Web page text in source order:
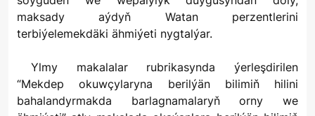
maksady aýdyň Watan perzentlerini
terbiýelemekdäki ähmiýeti nygtalýar.
Ylmy makalalar rubrikasynda ýerleşdirilen
“Mekdep okuwçylaryna berilýän bilimiň hilini
bahalandyrmakda barlagnamalaryň orny we